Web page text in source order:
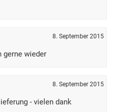
8. September 2015
gerne wieder
8. September 2015
- vielen dank